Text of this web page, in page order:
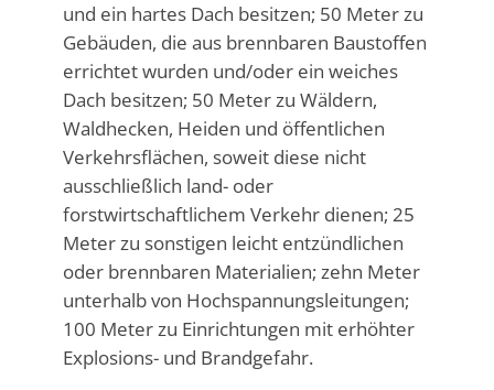
und ein hartes Dach besitzen; 50 Meter zu
Gebäuden, die aus brennbaren Baustoffen
errichtet wurden und/oder ein weiches
Dach besitzen; 50 Meter zu Wäldern,
Waldhecken, Heiden und öffentlichen
Verkehrsflächen, soweit diese nicht
ausschließlich land- oder
forstwirtschaftlichem Verkehr dienen; 25
Meter zu sonstigen leicht entzündlichen
oder brennbaren Materialien; zehn Meter
unterhalb von Hochspannungsleitungen;
100 Meter zu Einrichtungen mit erhöhter
Explosions- und Brandgefahr.